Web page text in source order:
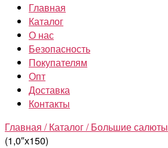
Главная
Каталог
О нас
Безопасность
Покупателям
Опт
Доставка
Контакты
Главная /Каталог /Большие салюты
(1,0″х150)